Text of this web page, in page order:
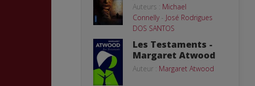
Auteurs : Michael
Connelly- José Rodrigues
DOS SANTOS
Les Testaments -
Margaret Atwood
Auteur : Margaret Atwood